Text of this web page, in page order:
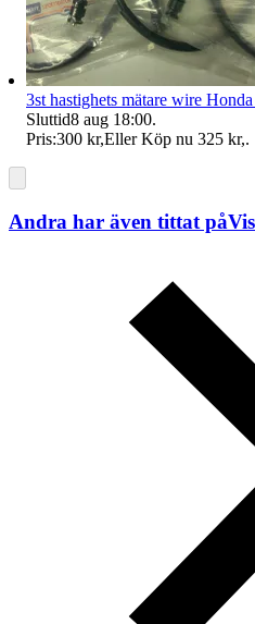
3st hastighets mätare wire
Sluttid8 aug 18:00.
Pris:300 kr,Eller Köp nu 325 kr,.
Andra har även tittat på